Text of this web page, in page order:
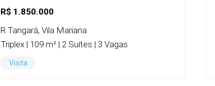
R$ 1.850.000
R Tangará, Vila Mariana
Triplex | 109 m² | 2 Suítes | 3 Vagas
Visita